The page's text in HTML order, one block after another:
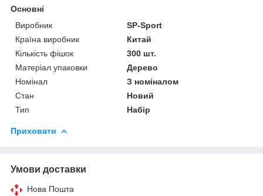
Основні
Виробник
SP-Sport
Країна виробник
Китай
Кількість фішок
300 шт.
Матеріал упаковки
Дерево
Номінал
З номіналом
Стан
Новий
Тип
Набір
Приховати
Умови доставки
Нова Пошта